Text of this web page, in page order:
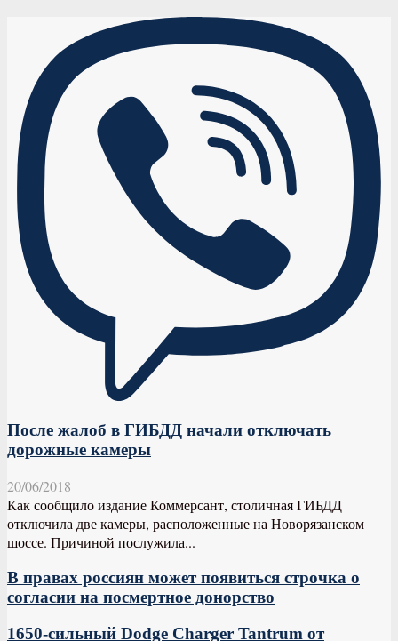
После жалоб в ГИБДД начали отключать
дорожные камеры
20/06/2018
Как сообщило издание Коммерсант, столичная ГИБДД
отключила две камеры, расположенные на Новорязанском
шоссе. Причиной послужила...
В правах россиян может появиться строчка о
согласии на посмертное донорство
1650-сильный Dodge Charger Tantrum от